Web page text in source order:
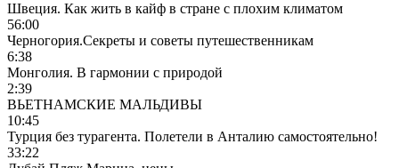
Швеция. Как жить в кайф в стране с плохим климатом
56:00
Черногория.Секреты и советы путешественникам
6:38
Монголия. В гармонии с природой
2:39
ВЬЕТНАМСКИЕ МАЛЬДИВЫ
10:45
Турция без турагента. Полетели в Анталию самостоятельно!
33:22